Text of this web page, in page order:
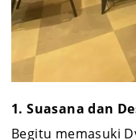
1. Suasana dan
Begitu memasuki